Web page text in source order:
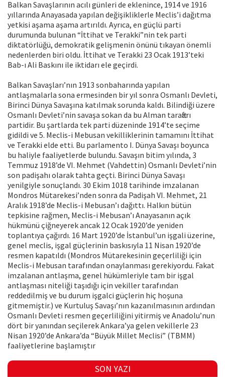
Balkan Savaşlarının acılı günleri de eklenince, 1914 ve 1916
yıllarında Anayasada yapılan değişikliklerle Meclis’i dağıtma
yetkisi aşama aşama artırıldı. Ayrıca, en güçlü parti
durumunda bulunan “İttihat ve Terakki”nin tek parti
diktatörlüğü, demokratik gelişmenin önünü tıkayan önemli
nedenlerden biri oldu. İttihat ve Terakki 23 Ocak 1913’teki
Bab-ı Ali Baskını ile iktidarı ele geçirdi.
Balkan Savaşları’nın 1913 sonbaharında yapılan
antlaşmalarla sona ermesinden bir yıl sonra Osmanlı Devleti,
Birinci Dünya Savaşına katılmak sorunda kaldı. Bilindiği üzere
Osmanlı Devleti’nin savaşa sokan da bu Alman taraftarı
partidir. Bu şartlarda tek parti düzeninde 1914’te seçime
gidildi ve 5. Meclis-i Mebusan vekilliklerinin tamamını İttihat
ve Terakki elde etti. Bu parlamento I. Dünya Savaşı boyunca
bu haliyle faaliyetlerde bulundu. Savaşın bitim yılında, 3
Temmuz 1918’de VI. Mehmet (Vahdettin) Osmanlı Devleti’nin
son padişahı olarak tahta geçti. Birinci Dünya Savaşı
yenilgiyle sonuçlandı. 30 Ekim 1018 tarihinde imzalanan
Mondros Mütarekesi’nden sonra da Padişah VI. Mehmet, 21
Aralık 1918’de Meclis-i Mebusan’ı dağıttı. Halkın bütün
tepkisine rağmen, Meclis-i Mebusan’ı Anayasanın açık
hükmünü çiğneyerek ancak 12 Ocak 1920’de yeniden
toplantıya çağırdı. 16 Mart 1920’de İstanbul’un işgali üzerine,
genel meclis, işgal güçlerinin baskısıyla 11 Nisan 1920’de
resmen kapatıldı (Mondros Mütarekesinin geçerliliği için
Meclis-i Mebusan tarafından onaylanması gerekiyordu. Fakat
imzalanan antlaşma, genel hükümleriyle tam bir işgal
antlaşması niteliği taşıdığı için vekiller tarafından
reddedilmiş ve bu durum işgalci güçlerin hiç hoşuna
gitmemiştir.) ve Kurtuluş Savaşı’nın kazanılmasının ardından
Osmanlı Devleti resmen geçerliliğini yitirmiş ve Anadolu’nun
dört bir yanından seçilerek Ankara’ya gelen vekillerle 23
Nisan 1920’de Ankara’da “Büyük Millet Meclisi” (TBMM)
faaliyetlerine başlamıştır
SON YAZI